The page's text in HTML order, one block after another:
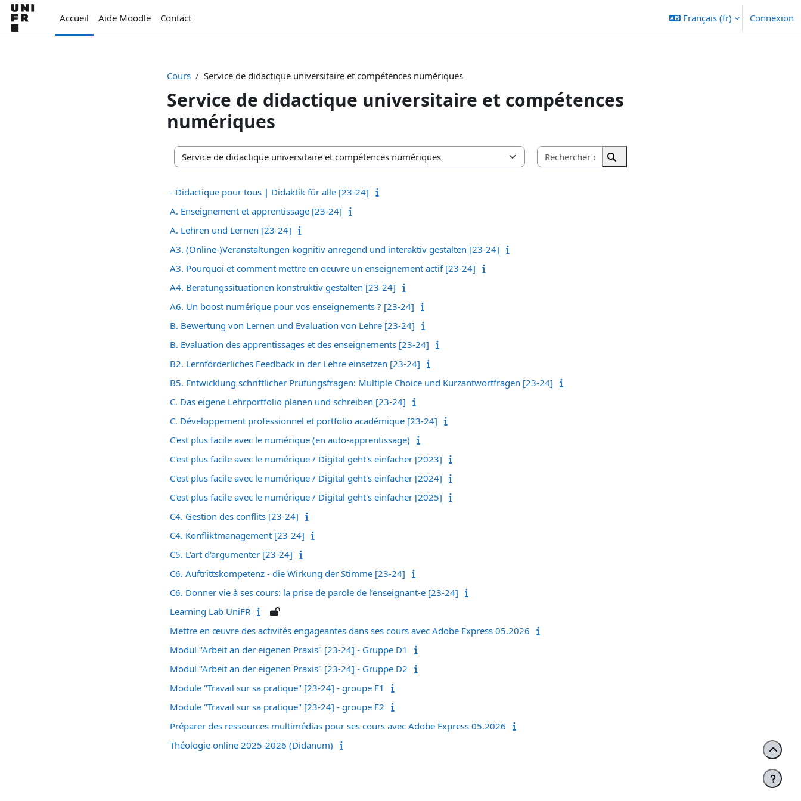
Passer au contenu principal
Accueil
Aide Moodle Contact Français ‎(fr)‎ Connexion
Cours Service de didactique universitaire et compétences numériques
Service de didactique universitaire et compétences
numériques
Catégories de cours
Rechercher des cours
Rechercher des cours
- Didactique pour tous | Didaktik für alle [23-24]
A. Enseignement et apprentissage [23-24]
A. Lehren und Lernen [23-24]
A3. (Online-)Veranstaltungen kognitiv anregend und interaktiv gestalten [23-24]
A3. Pourquoi et comment mettre en oeuvre un enseignement actif [23-24]
A4. Beratungssituationen konstruktiv gestalten [23-24]
A6. Un boost numérique pour vos enseignements ? [23-24]
B. Bewertung von Lernen und Evaluation von Lehre [23-24]
B. Evaluation des apprentissages et des enseignements [23-24]
B2. Lernförderliches Feedback in der Lehre einsetzen [23-24]
B5. Entwicklung schriftlicher Prüfungsfragen: Multiple Choice und Kurzantwortfragen [23-24]
C. Das eigene Lehrportfolio planen und schreiben [23-24]
C. Développement professionnel et portfolio académique [23-24]
C'est plus facile avec le numérique (en auto-apprentissage)
C'est plus facile avec le numérique / Digital geht's einfacher [2023]
C'est plus facile avec le numérique / Digital geht's einfacher [2024]
C'est plus facile avec le numérique / Digital geht's einfacher [2025]
C4. Gestion des conflits [23-24]
C4. Konfliktmanagement [23-24]
C5. L'art d'argumenter [23-24]
C6. Auftrittskompetenz - die Wirkung der Stimme [23-24]
C6. Donner vie à ses cours: la prise de parole de l’enseignant-e [23-24]
Learning Lab UniFR
Mettre en œuvre des activités engageantes dans ses cours avec Adobe Express 05.2026
Modul "Arbeit an der eigenen Praxis" [23-24] - Gruppe D1
Modul "Arbeit an der eigenen Praxis" [23-24] - Gruppe D2
Module "Travail sur sa pratique" [23-24] - groupe F1
Module "Travail sur sa pratique" [23-24] - groupe F2
Préparer des ressources multimédias pour ses cours avec Adobe Express 05.2026
Théologie online 2025-2026 (Didanum)